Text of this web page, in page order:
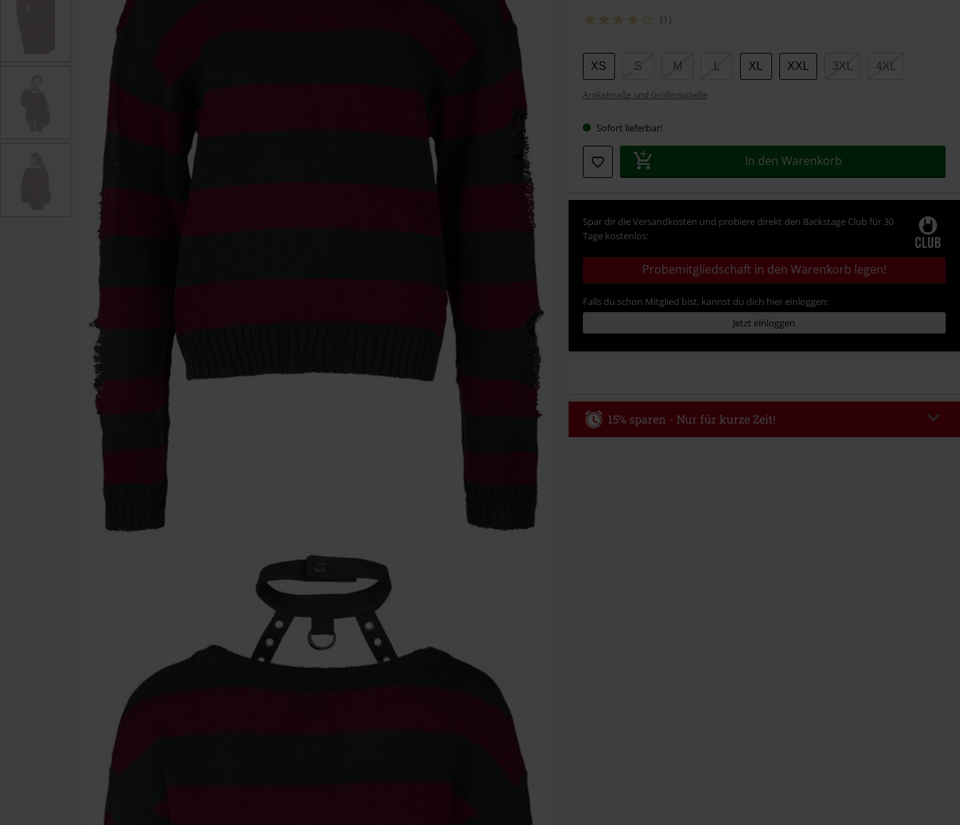
(1)
Wähle
deine
Größe
XS S M XL XXL 3XL 4XL
Artikelmaße und Größentabelle
Sofort lieferbar!
In den Warenkorb
Spar dir die Versandkosten und probiere direkt den Backstage Club für 30
Tage kostenlos:
Probemitgliedschaft in den Warenkorb legen!
Falls du schon Mitglied bist, kannst du dich hier einloggen:
Jetzt einloggen
15% sparen - Nur für kurze Zeit!